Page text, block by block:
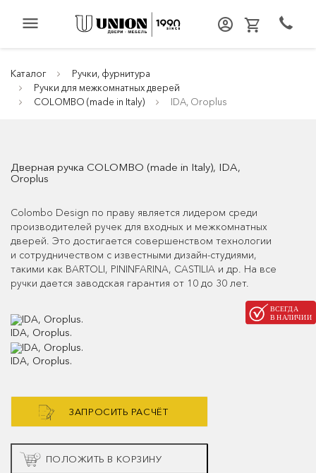
menu
Каталог
Ручки, фурнитура
Ручки для межкомнатных дверей
COLOMBO (made in Italy)
IDA, Oroplus
Дверная ручка COLOMBO (made in Italy), IDA,
Oroplus
Colombo Design по праву является лидером среди
производителей ручек для входных и межкомнатных
дверей. Это достигается совершенством технологии
и сотрудничеством с известными дизайн-студиями,
такими как BARTOLI, PININFARINA, CASTILIA и др. На все
ручки дается заводская гарантия от 10 до 30 лет.
IDA, Oroplus.
IDA, Oroplus.
ЗАПРОСИТЬ РАСЧЁТ
ПОЛОЖИТЬ В КОРЗИНУ